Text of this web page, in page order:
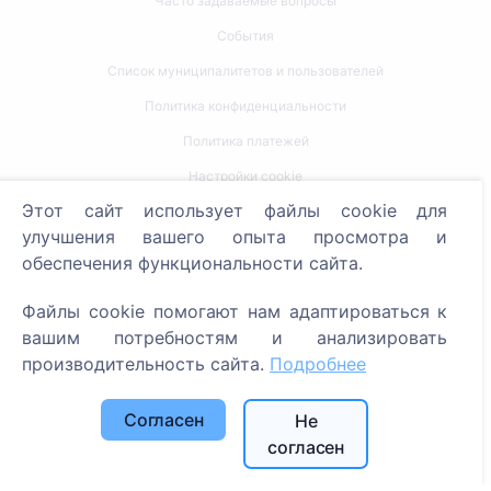
События
Список муниципалитетов и пользователей
Политика конфиденциальности
Политика платежей
Настройки cookie
Поиск
Поиск усопших
Услуги
Контакты
SIA "CEMETY", LV40103618951
Этот сайт использует файлы cookie для
улучшения вашего опыта просмотра и
обеспечения функциональности сайта.
Файлы cookie помогают нам адаптироваться к
вашим потребностям и анализировать
производительность сайта. Подробнее
Согласен
Не
согласен